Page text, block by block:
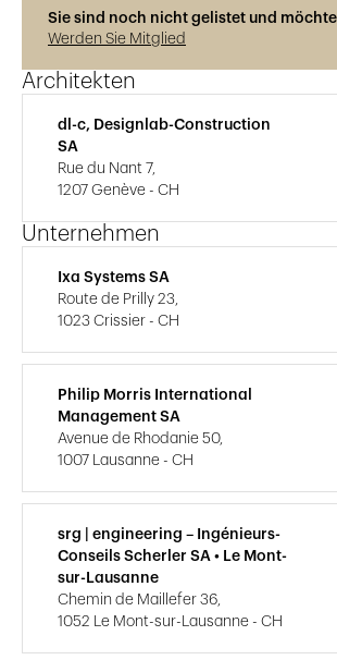
Sie sind noch nicht gelistet und
Werden Sie Mitglied
Architekten
dl-c, Designlab-Construction
SA
Rue du Nant 7,
1207 Genève - CH
Unternehmen
Ixa Systems SA
Route de Prilly 23,
1023 Crissier - CH
Philip Morris International
Management SA
Avenue de Rhodanie 50,
1007 Lausanne - CH
srg | engineering – Ingénieurs-
Conseils Scherler SA • Le Mont-
sur-Lausanne
Chemin de Maillefer 36,
1052 Le Mont-sur-Lausanne - CH